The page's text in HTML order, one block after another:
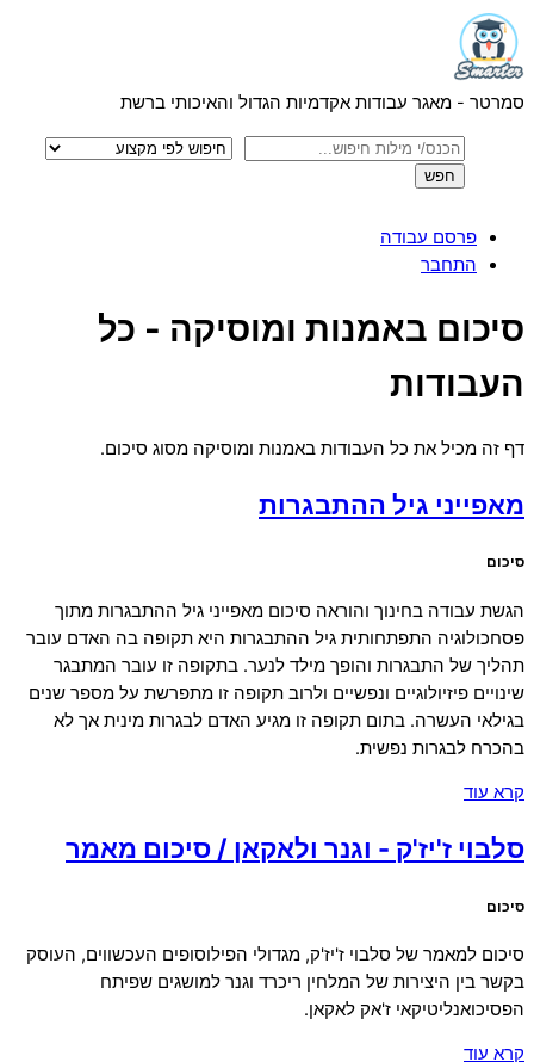
Skip
to
content
Menu
סמרטר - מאגר עבודות אקדמיות הגדול והאיכותי ברשת
פרסם עבודה
התחבר
Menu
סיכום באמנות ומוסיקה - כל
העבודות
דף זה מכיל את כל העבודות באמנות ומוסיקה מסוג סיכום.
מאפייני גיל ההתבגרות
סיכום
הגשת עבודה בחינוך והוראה סיכום מאפייני גיל ההתבגרות מתוך
פסחכולוגיה התפתחותית גיל ההתבגרות היא תקופה בה האדם עובר
תהליך של התבגרות והופך מילד לנער. בתקופה זו עובר המתבגר
שינויים פיזיולוגיים ונפשיים ולרוב תקופה זו מתפרשת על מספר שנים
בגילאי העשרה. בתום תקופה זו מגיע האדם לבגרות מינית אך לא
בהכרח לבגרות נפשית.
קרא עוד
סלבוי ז'יז'ק - וגנר ולאקאן / סיכום מאמר
סיכום
סיכום למאמר של סלבוי ז'יז'ק, מגדולי הפילוסופים העכשווים, העוסק
בקשר בין היצירות של המלחין ריכרד וגנר למושגים שפיתח
הפסיכואנליטיקאי ז'אק לאקאן.
קרא עוד